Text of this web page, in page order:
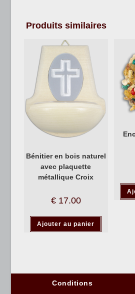
Produits similaires
Bénitier en bois naturel
avec plaquette
métallique Croix
€17.00
Ajouter au panier
Conditions